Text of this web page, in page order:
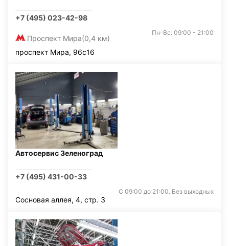
+7 (495) 023-42-98
Проспект Мира(0,4 км)
Пн-Вс: 09:00 - 21:00
проспект Мира, 96с16
Автосервис Зеленоград
+7 (495) 431-00-33
С 09:00 до 21:00. Без выходных
Сосновая аллея, 4, стр. 3